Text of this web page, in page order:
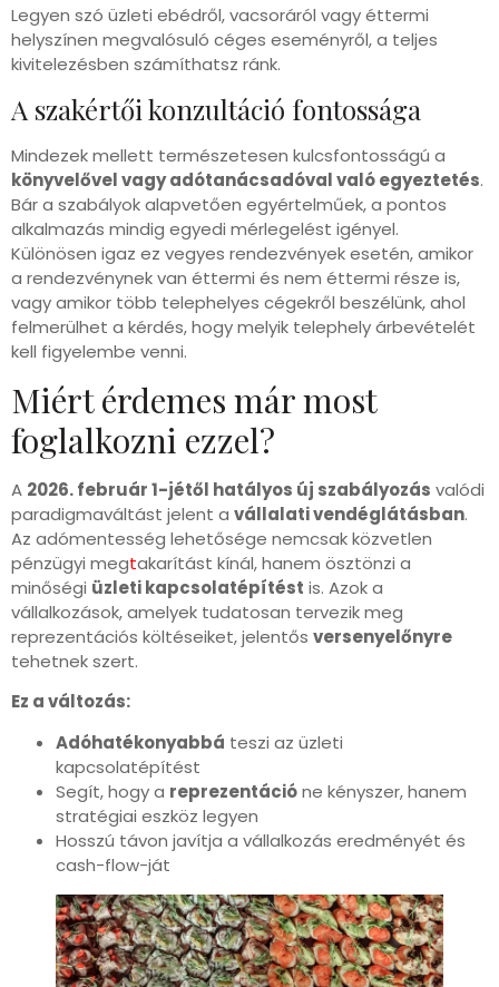
Legyen szó üzleti ebédről, vacsoráról vagy éttermi
helyszínen megvalósuló céges eseményről, a teljes
kivitelezésben számíthatsz ránk.
A szakértői konzultáció fontossága
Mindezek mellett természetesen kulcsfontosságú a
könyvelővel vagy adótanácsadóval való egyeztetés.
Bár a szabályok alapvetően egyértelműek, a pontos
alkalmazás mindig egyedi mérlegelést igényel.
Különösen igaz ez vegyes rendezvények esetén, amikor
a rendezvénynek van éttermi és nem éttermi része is,
vagy amikor több telephelyes cégekről beszélünk, ahol
felmerülhet a kérdés, hogy melyik telephely árbevételét
kell figyelembe venni.
Miért érdemes már most
foglalkozni ezzel?
A 2026. február 1-jétől hatályos új szabályozás valódi
paradigmaváltást jelent a vállalati vendéglátásban.
Az adómentesség lehetősége nemcsak közvetlen
pénzügyi megtakarítást kínál, hanem ösztönzi a
minőségi üzleti kapcsolatépítést is. Azok a
vállalkozások, amelyek tudatosan tervezik meg
reprezentációs költéseiket, jelentős versenyelőnyre
tehetnek szert.
Ez a változás:
Adóhatékonyabbá teszi az üzleti
kapcsolatépítést
Segít, hogy a reprezentációne kényszer, hanem
stratégiai eszköz legyen
Hosszú távon javítja a vállalkozás eredményét és
cash-flow-ját